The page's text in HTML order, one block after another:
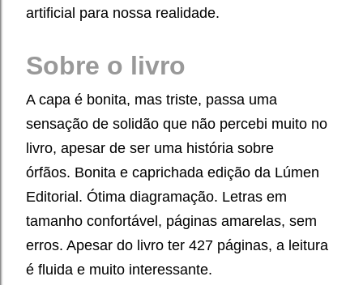
artificial para nossa realidade.
Sobre o livro
A capa é bonita, mas triste, passa uma
sensação de solidão que não percebi muito no
livro, apesar de ser uma história sobre
órfãos. Bonita e caprichada edição da Lúmen
Editorial. Ótima diagramação. Letras em
tamanho confortável, páginas amarelas, sem
erros. Apesar do livro ter 427 páginas, a leitura
é fluida e muito interessante.